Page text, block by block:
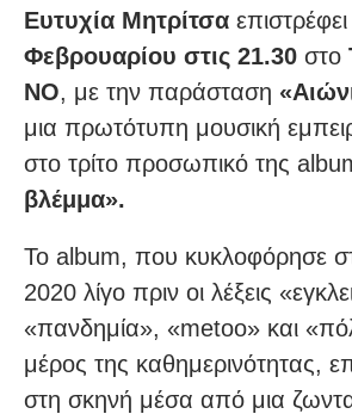
Ευτυχία Μητρίτσα
Φεβρουαρίου στις 21.30 στο
NO, με την παράσταση
μια πρωτότυπη μουσική
στο τρίτο προσωπικό της
βλέμμα».
Το album, που κυκλοφόρησε
2020 λίγο πριν οι λέξεις
«πανδημία», «metoo» και
μέρος της καθημερινότητας,
στη σκηνή μέσα από μια